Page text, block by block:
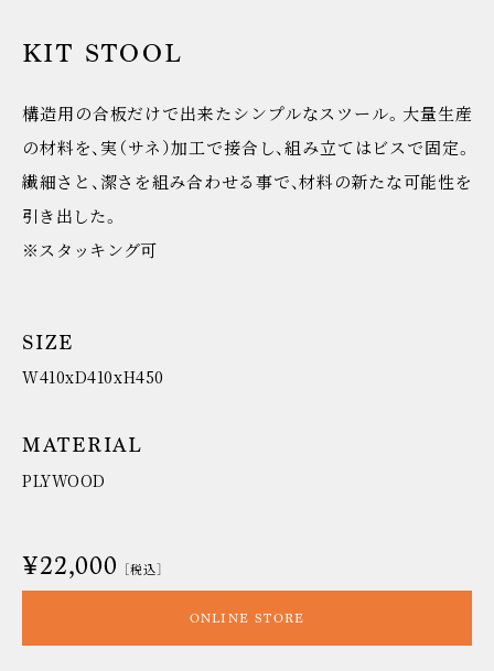
KIT STOOL
構造用の合板だけで出来たシンプルなスツール。大量生産
の材料を、実（サネ）加工で接合し、組み立てはビスで固定。
繊細さと、潔さを組み合わせる事で、材料の新たな可能性を
引き出した。
※スタッキング可
SIZE
W410xD410xH450
MATERIAL
PLYWOOD
¥22,000 ［税込］
ONLINE STORE